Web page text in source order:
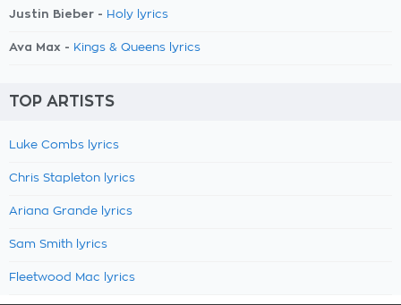
Justin Bieber - Holy lyrics
Ava Max - Kings & Queens lyrics
TOP ARTISTS
Luke Combs lyrics
Chris Stapleton lyrics
Ariana Grande lyrics
Sam Smith lyrics
Fleetwood Mac lyrics